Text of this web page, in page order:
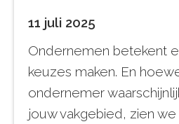
11 juli 2025
Ondernemen betekent
keuzes maken. En
ondernemer
jouw vakgebied, zien